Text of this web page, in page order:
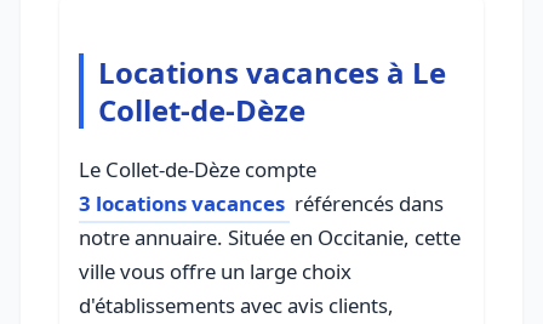
Locations vacances à Le
Collet-de-Dèze
Le Collet-de-Dèze compte
3 locations vacances référencés dans
notre annuaire. Située en Occitanie, cette
ville vous offre un large choix
d'établissements avec avis clients,